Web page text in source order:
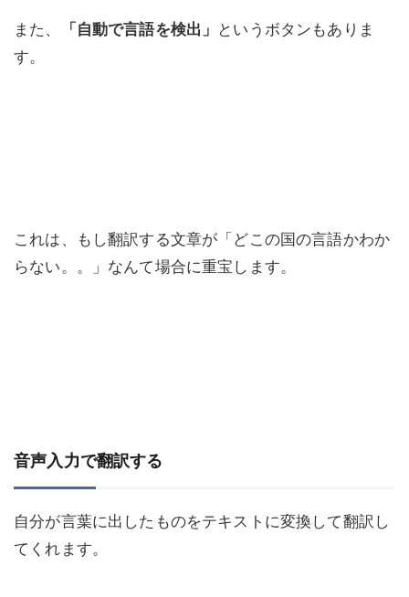
また、 「自動で言語を検出」 というボタンもありま
す。
これは、もし翻訳する文章が「どこの国の言語かわか
らない。。」なんて場合に重宝します。
音声入力で翻訳する
自分が言葉に出したものをテキストに変換して翻訳し
てくれます。